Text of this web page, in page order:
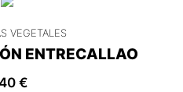
VEGETALES
ENTRECALLAO
€